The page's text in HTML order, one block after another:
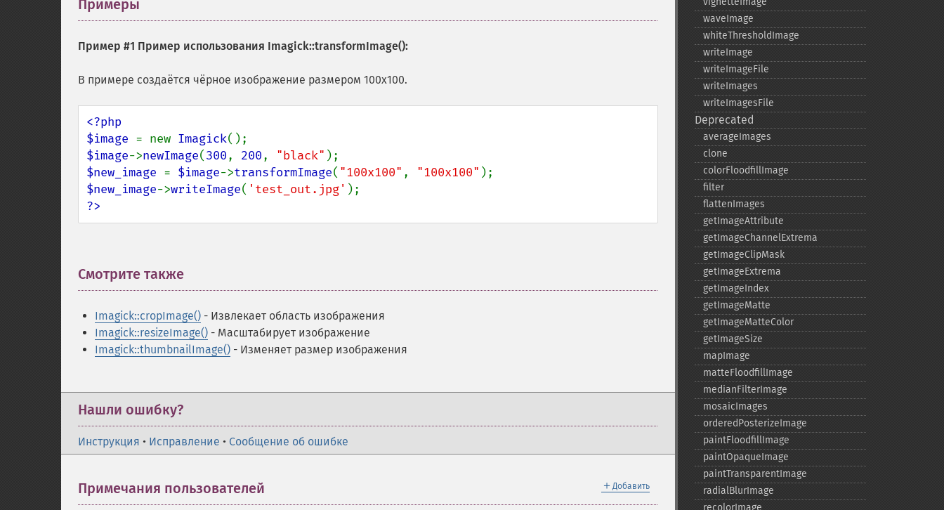
Примеры
Пример #1 Пример использования Imagick::transformImage():
В примере создаётся чёрное изображение размером 100x100.
<?php
$image = new Imagick
$image->newImage(300, 200, "black"
$new_image = $image->transformImage( "100x100" , "100x100"
$new_image->writeImage( 'test_out.jpg'
?>
Смотрите также
Imagick::cropImage() - Извлекает область изображения
Imagick::resizeImage() - Масштабирует изображение
Imagick::thumbnailImage() - Изменяет размер изображения
Нашли ошибку?
Инструкция • Исправление • Сообщение об ошибке
＋ Добавить
Примечания пользователей
waveImage
whiteThresholdImage
writeImage
writeImageFile
writeImages
writeImagesFile
Deprecated
averageImages
clone
colorFloodfillImage
filter
flattenImages
getImageAttribute
getImageChannelExtrema
getImageClipMask
getImageExtrema
getImageIndex
getImageMatte
getImageMatteColor
getImageSize
mapImage
matteFloodfillImage
medianFilterImage
mosaicImages
orderedPosterizeImage
paintFloodfillImage
paintOpaqueImage
paintTransparentImage
radialBlurImage
recolorImage